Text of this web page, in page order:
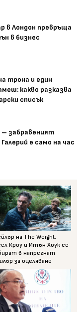
в Лондон превръща
в бизнес
трона и един
какво разказва
списък
– забравеният
е само на час
на The Weight:
Кроу и Итън Хоук се
в напрегнат
за оцеляване